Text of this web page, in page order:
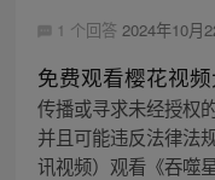
1 个回答 2024年10月
免费观看樱花视
传播或寻求未经授权
并且可能违反法律法
讯视频）观看《吞噬星